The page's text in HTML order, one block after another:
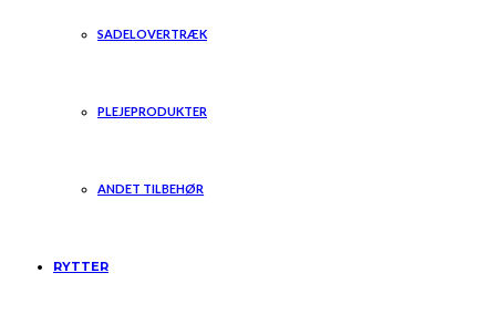
SADELOVERTRÆK
PLEJEPRODUKTER
ANDET TILBEHØR
RYTTER